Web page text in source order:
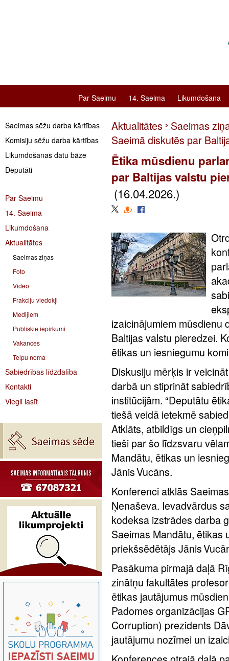
Par Saeimu 14. Saeima Likumdošana
Saeimas sēžu darba kārtības
Komisiju sēžu darba kārtības
Likumdošanas datu bāze
Deputāti
Par Saeimu
14. Saeima
Likumdošana
Aktualitātes
Saeimas ziņas
Foto
Video
Frakciju viedokļi
Medijiem
Publiskie iepirkumi
Vakances
Telpu noma
Sabiedrības līdzdalība
Kontakti
Viegli lasīt
Aktualitātes
Saeimas
Saeimā diskutēs par
Ētika mūsdienu
par Baltijas valstu
(16.04.2026.)
izaicinājumiem mūsdienu
Baltijas valstu pieredzei.
ētikas un iesniegumu
Diskusiju mērķis ir
darbā un stiprināt
institūcijām. “Deputātu
tiešā veidā ietekmē
Atklāts, atbildīgs un
tieši par šo līdzsvaru
Mandātu, ētikas un
Jānis Vucāns.
Konferenci atklās
Ņenaševa. Ievadvārdus
kodeksa izstrādes darba
Saeimas Mandātu, ētikas
priekšsēdētājs Jānis
Pasākuma pirmajā daļā
zinātņu fakultātes
ētikas jautājumus
Padomes organizācijas
Corruption) prezidents
jautājumu nozīmei un